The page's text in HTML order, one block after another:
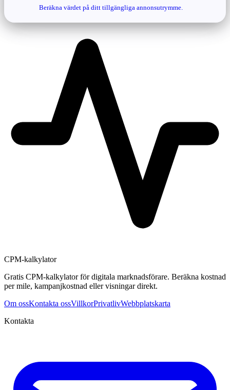
Beräkna värdet på ditt tillgängliga annonsutrymme.
CPM-kalkylator
Gratis CPM-kalkylator för digitala marknadsförare. Beräkna kostnad
per mile, kampanjkostnad eller visningar direkt.
Om ossKontakta ossVillkorPrivatlivWebbplatskarta
Kontakta